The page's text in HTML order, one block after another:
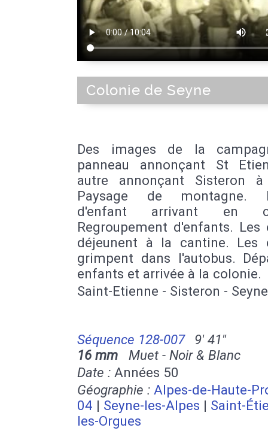
Colonie de Seyne
Des images de la
panneau annonçant St
autre annonçant Sisteron
Paysage de montagne.
d'enfant arrivant en
Regroupement d'enfants. Les
déjeunent à la cantine. Les
grimpent dans l'autobus.
enfants et arrivée à la colonie.
Saint-Etienne - Sisteron - Seyne
Séquence 128-007
9' 41''
16 mm Muet - Noir & Blanc
Date : Années 50
Géographie : Alpes-de-Haute-
04 | Seyne-les-Alpes | Saint-
les-Orgues